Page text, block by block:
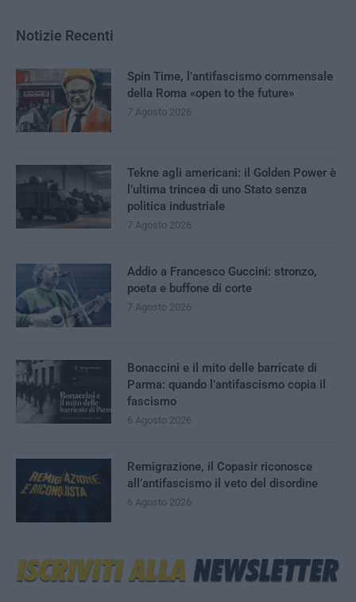
Notizie Recenti
Spin Time, l’antifascismo commensale
della Roma «open to the future»
7 Agosto 2026
Tekne agli americani: il Golden Power è
l’ultima trincea di uno Stato senza
politica industriale
7 Agosto 2026
Addio a Francesco Guccini: stronzo,
poeta e buffone di corte
7 Agosto 2026
Bonaccini e il mito delle barricate di
Parma: quando l’antifascismo copia il
fascismo
6 Agosto 2026
Remigrazione, il Copasir riconosce
all’antifascismo il veto del disordine
6 Agosto 2026